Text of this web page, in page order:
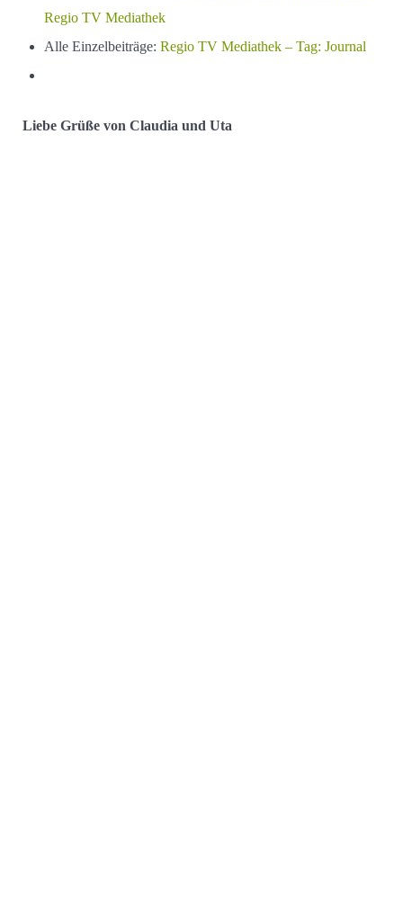
Regio TV Mediathek
Alle Einzelbeiträge: Regio TV Mediathek – Tag: Journal
Liebe Grüße von Claudia und Uta